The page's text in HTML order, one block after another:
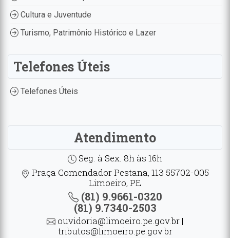
Cultura e Juventude
Turismo, Patrimônio Histórico e Lazer
Telefones Úteis
Telefones Úteis
Atendimento
Seg. à Sex. 8h às 16h
Praça Comendador Pestana, 113 55702-005
Limoeiro, PE
(81) 9.9661-0320
(81) 9.7340-2503
ouvidoria@limoeiro.pe.gov.br |
tributos@limoeiro.pe.gov.br